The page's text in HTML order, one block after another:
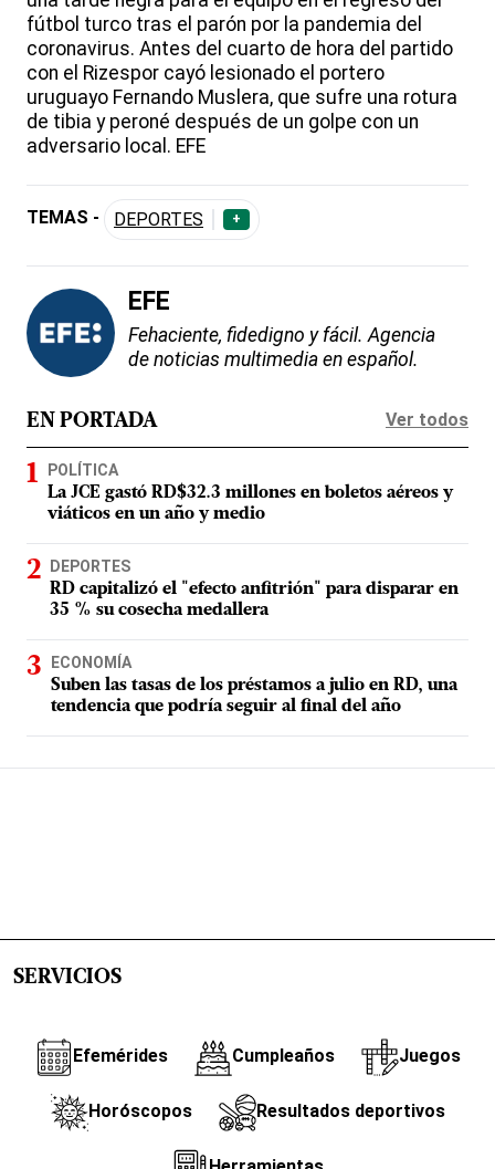
fútbol turco tras el parón por la pandemia del
coronavirus. Antes del cuarto de hora del partido
con el Rizespor cayó lesionado el portero
uruguayo Fernando Muslera, que sufre una rotura
de tibia y peroné después de un golpe con un
adversario local. EFE
TEMAS - DEPORTES +
EFE
Fehaciente, fidedigno y fácil. Agencia
de noticias multimedia en español.
EN PORTADA Ver todos
POLÍTICA
La JCE gastó RD$32.3 millones en boletos aéreos y
viáticos en un año y medio
DEPORTES
RD capitalizó el "efecto anfitrión" para disparar en
35 % su cosecha medallera
ECONOMÍA
Suben las tasas de los préstamos a julio en RD, una
tendencia que podría seguir al final del año
SERVICIOS
Efemérides Cumpleaños Juegos
Horóscopos Resultados deportivos